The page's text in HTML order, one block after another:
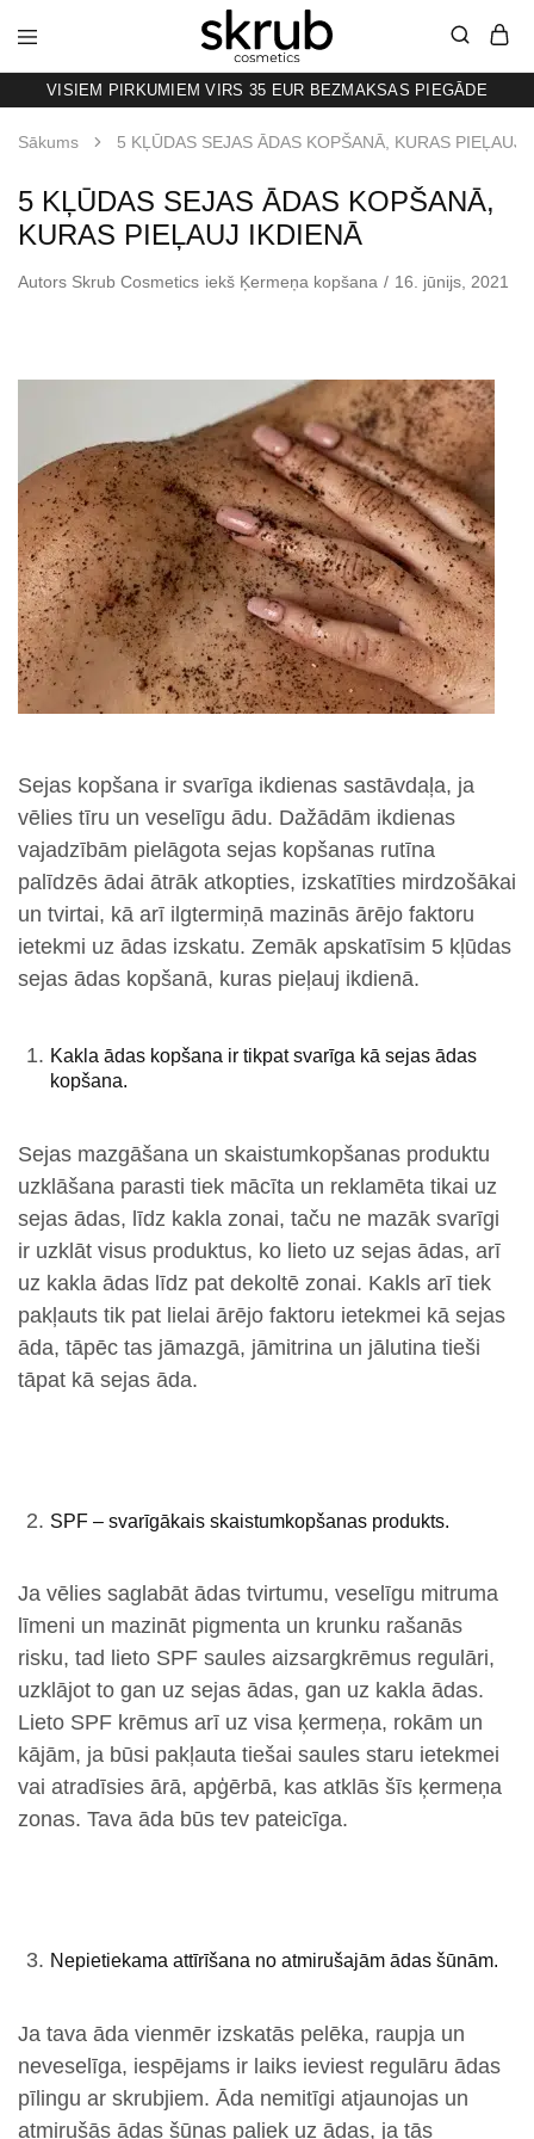
SKRUB
KAFIJAS
SKRUBIS
RAŽOTS
LATVIJĀ
VISIEM PIRKUMIEM VIRS 35 EUR BEZMAKSAS PIEGĀDE
Sākums 5 KĻŪDAS SEJAS ĀDAS KOPŠANĀ, KURAS PIEĻAUJ
5 KĻŪDAS SEJAS ĀDAS KOPŠANĀ,
KURAS PIEĻAUJ IKDIENĀ
Autors Skrub Cosmetics iekš Ķermeņa kopšana 16. jūnijs, 2021
Sejas kopšana ir svarīga ikdienas sastāvdaļa, ja
vēlies tīru un veselīgu ādu. Dažādām ikdienas
vajadzībām pielāgota sejas kopšanas rutīna
palīdzēs ādai ātrāk atkopties, izskatīties mirdzošākai
un tvirtai, kā arī ilgtermiņā mazinās ārējo faktoru
ietekmi uz ādas izskatu. Zemāk apskatīsim 5 kļūdas
sejas ādas kopšanā, kuras pieļauj ikdienā.
Kakla ādas kopšana ir tikpat svarīga kā sejas ādas
kopšana.
Sejas mazgāšana un skaistumkopšanas produktu
uzklāšana parasti tiek mācīta un reklamēta tikai uz
sejas ādas, līdz kakla zonai, taču ne mazāk svarīgi
ir uzklāt visus produktus, ko lieto uz sejas ādas, arī
uz kakla ādas līdz pat dekoltē zonai. Kakls arī tiek
pakļauts tik pat lielai ārējo faktoru ietekmei kā sejas
āda, tāpēc tas jāmazgā, jāmitrina un jālutina tieši
tāpat kā sejas āda.
SPF – svarīgākais skaistumkopšanas produkts.
Ja vēlies saglabāt ādas tvirtumu, veselīgu mitruma
līmeni un mazināt pigmenta un krunku rašanās
risku, tad lieto SPF saules aizsargkrēmus regulāri,
uzklājot to gan uz sejas ādas, gan uz kakla ādas.
Lieto SPF krēmus arī uz visa ķermeņa, rokām un
kājām, ja būsi pakļauta tiešai saules staru ietekmei
vai atradīsies ārā, apģērbā, kas atklās šīs ķermeņa
zonas. Tava āda būs tev pateicīga.
Nepietiekama attīrīšana no atmirušajām ādas šūnām.
Ja tava āda vienmēr izskatās pelēka, raupja un
neveselīga, iespējams ir laiks ieviest regulāru ādas
pīlingu ar skrubjiem. Āda nemitīgi atjaunojas un
atmirušās ādas šūnas paliek uz ādas, ja tās